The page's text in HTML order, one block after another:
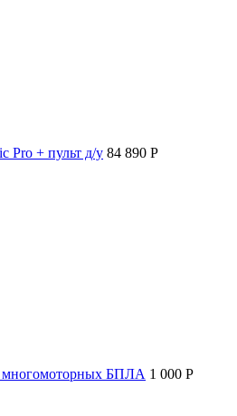
Pro + пульт д/у 84 890 P
многомоторных БПЛА 1 000 P